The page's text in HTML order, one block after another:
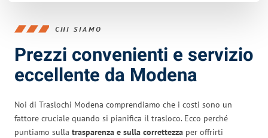
CHI SIAMO
Prezzi convenienti e servizio
eccellente da Modena
Noi di Traslochi Modena comprendiamo che i costi sono un
fattore cruciale quando si pianifica il trasloco. Ecco perché
puntiamo sulla trasparenza e sulla correttezza per offrirti